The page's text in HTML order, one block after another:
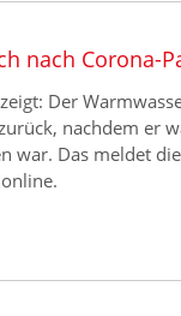
nach Corona-
Der
nachdem er
war. Das meldet